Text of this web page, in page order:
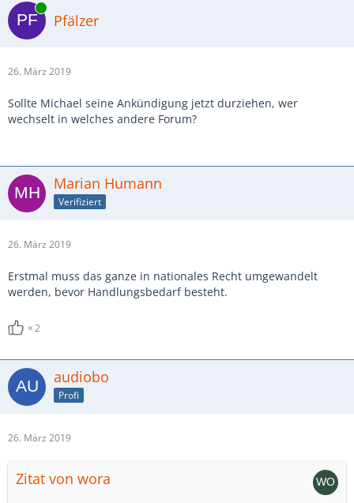
Online
Pfälzer
26. März 2019
Sollte Michael seine Ankündigung jetzt durziehen, wer
wechselt in welches andere Forum?
Marian Humann
Verifiziert
26. März 2019
Erstmal muss das ganze in nationales Recht umgewandelt
werden, bevor Handlungsbedarf besteht.
2
audiobo
Profi
26. März 2019
Zitat von wora